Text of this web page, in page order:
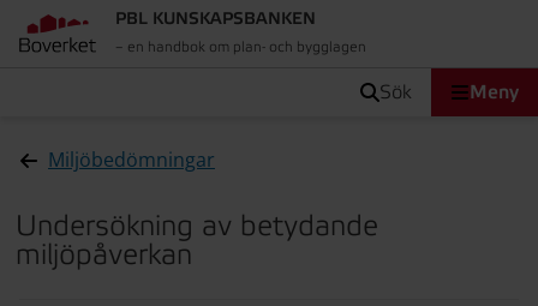
PBL KUNSKAPSBANKEN
– en handbok om plan- och bygglagen
sök Meny
Miljöbedömningar
Undersökning av betydande
miljöpåverkan